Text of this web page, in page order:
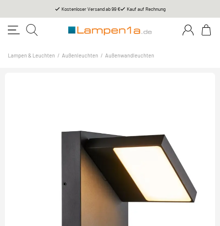
Kostenloser Versand ab 99 € Kauf auf Rechnung
Lampen & Leuchten / Außenleuchten / Außenwandleuchten